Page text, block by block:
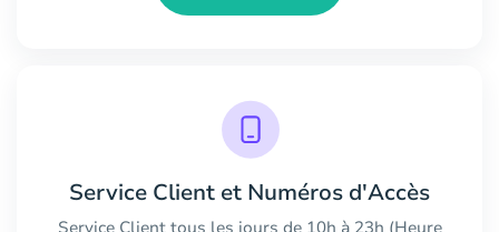
Service Client et Numéros d'Accès